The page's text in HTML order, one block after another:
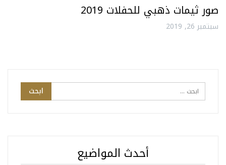
صور ثيمات ذهبي للحفلات 2019
سبتمبر 26, 2019
أحدث المواضيع